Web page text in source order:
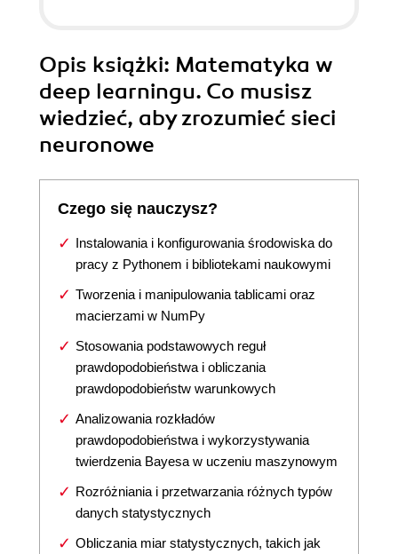
Opis książki: Matematyka w
deep learningu. Co musisz
wiedzieć, aby zrozumieć sieci
neuronowe
Czego się nauczysz?
Instalowania i konfigurowania środowiska do
pracy z Pythonem i bibliotekami naukowymi
Tworzenia i manipulowania tablicami oraz
macierzami w NumPy
Stosowania podstawowych reguł
prawdopodobieństwa i obliczania
prawdopodobieństw warunkowych
Analizowania rozkładów
prawdopodobieństwa i wykorzystywania
twierdzenia Bayesa w uczeniu maszynowym
Rozróżniania i przetwarzania różnych typów
danych statystycznych
Obliczania miar statystycznych, takich jak